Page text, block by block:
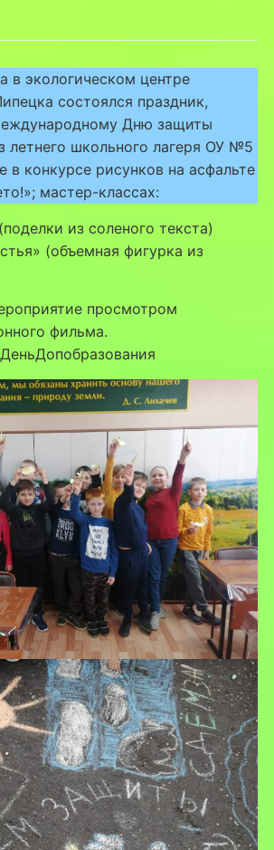
в экологическом центре
состоялся праздник,
Дню защиты
летнего школьного лагеря ОУ №5
в конкурсе рисунков на асфальте
мастер-классах:
из соленого текста)
(объемная фигурка из
просмотром
фильма.